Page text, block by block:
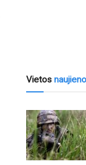
Vietos